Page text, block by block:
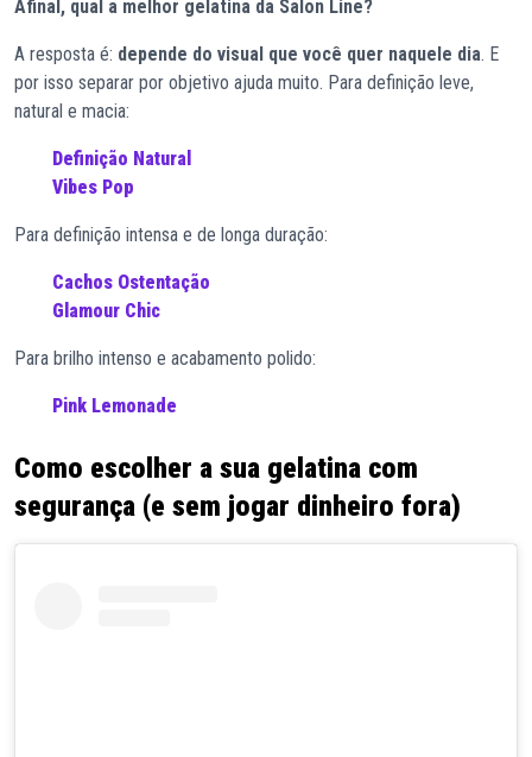
Afinal, qual a melhor gelatina da Salon Line?
A resposta é: depende do visual que você quer naquele dia. E
por isso separar por objetivo ajuda muito. Para definição leve,
natural e macia:
Definição Natural
Vibes Pop
Para definição intensa e de longa duração:
Cachos Ostentação
Glamour Chic
Para brilho intenso e acabamento polido:
Pink Lemonade
Como escolher a sua gelatina com
segurança (e sem jogar dinheiro fora)